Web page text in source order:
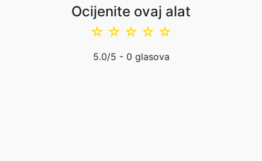
Ocijenite ovaj alat
☆
☆
☆
☆
☆
5.0/5 - 0 glasova